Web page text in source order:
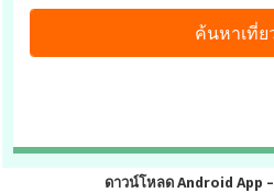
ดาวน์โหลด Android App –